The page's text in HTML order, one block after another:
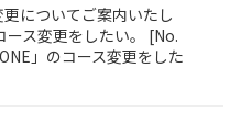
更についてご案内いたし
ース変更をしたい。 [No.
」のコース変更をした